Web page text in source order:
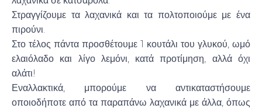
Στραγγίζουμε τα λαχανικά και τα πολτοποιούμε με ένα
πιρούνι.
Στο τέλος πάντα προσθέτουμε 1 κουτάλι του γλυκού, ωμό
ελαιόλαδο και λίγο λεμόνι, κατά προτίμηση, αλλά όχι
αλάτι!
Εναλλακτικά, μπορούμε να αντικαταστήσουμε
οποιοδήποτε από τα παραπάνω λαχανικά με άλλα, όπως